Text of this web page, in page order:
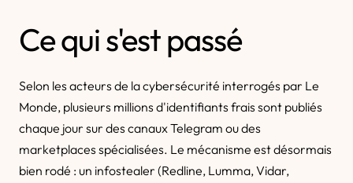
Ce qui s'est passé
Selon les acteurs de la cybersécurité interrogés par Le
Monde, plusieurs millions d'identifiants frais sont publiés
chaque jour sur des canaux Telegram ou des
marketplaces spécialisées. Le mécanisme est désormais
bien rodé : un infostealer (Redline, Lumma, Vidar,